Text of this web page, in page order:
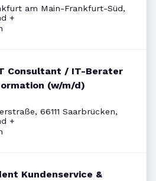
am Main-Frankfurt-Süd,
+
Consultant / IT-Berater
(w/m/d)
66111 Saarbrücken,
+
Kundenservice &